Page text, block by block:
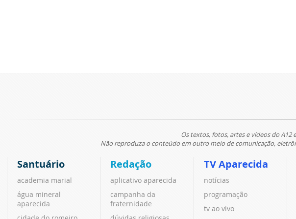
Os textos, fotos, artes e vídeos do
Não reproduza o conteúdo em outro meio de comunicação,
Santuário
academia marial
água mineral
aparecida
Redação
aplicativo aparecida
campanha da
fraternidade
TV Aparecida
notícias
programação
tv ao vivo